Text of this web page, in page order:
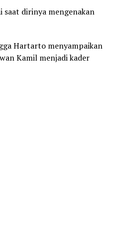
dirinya mengenakan
Hartarto menyampaikan
Kamil menjadi kader